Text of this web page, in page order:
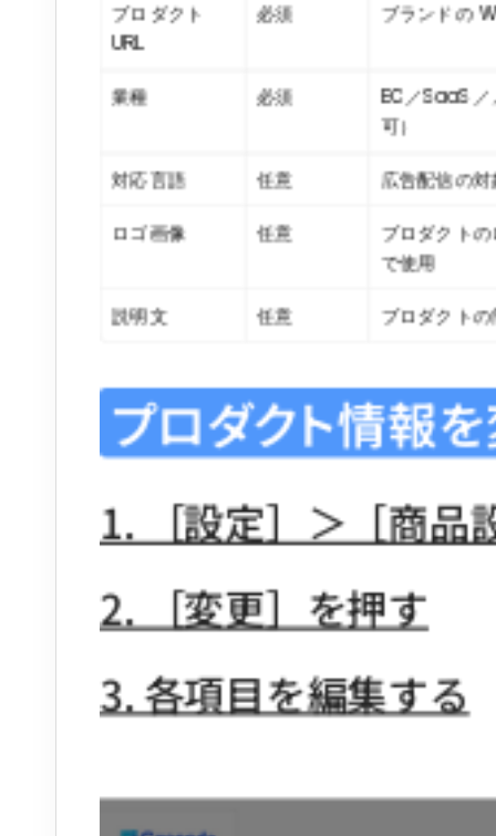
プロダクト
URL
必須 ブランドの
業種 必須
EC／SaaS／
可）
対応言語 任意 広告配信の
ロゴ画像 任意
プロダクト
で使用
説明文 任意 プロダクト
プロダクト情報
1. ［設定］＞［商品
2. ［変更］を押す
3. 各項目を編集する